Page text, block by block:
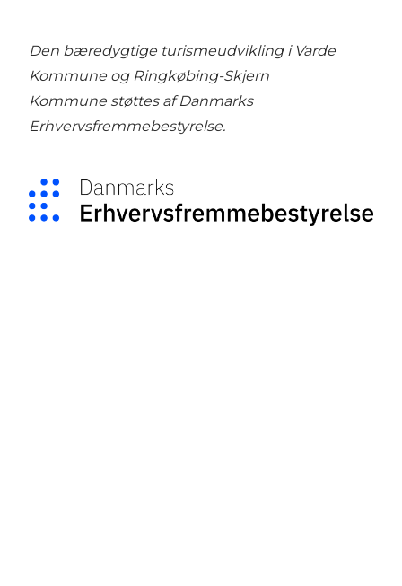
Den bæredygtige turismeudvikling i Varde
Kommune og Ringkøbing-Skjern
Kommune støttes afDanmarks
Erhvervsfremmebestyrelse.